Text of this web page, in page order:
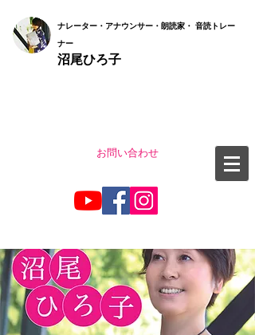
ナレーター・アナウンサー・朗読家・ 音読トレー
ナー
沼尾ひろ子
お問い合わせ